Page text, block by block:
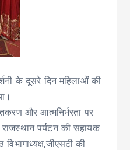
के दूसरे दिन महिलाओं की
और आत्मनिर्भरता पर
राजस्थान पर्यटन की सहायक
विभागाध्यक्ष,जीएसटी की